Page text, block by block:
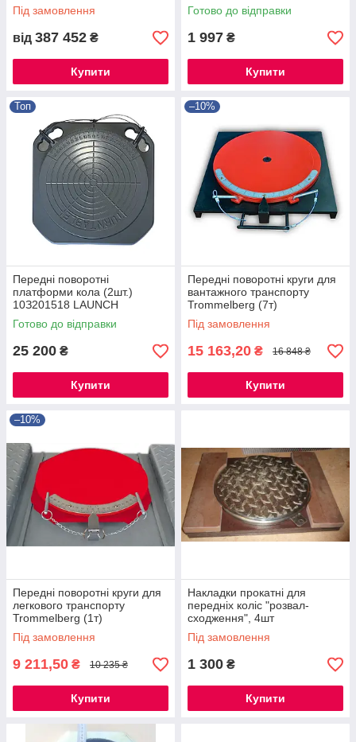
фургонів Hofmann Megaplan
Під замовлення
від 387 452 ₴
Купити
Готово до відправки
1 997 ₴
Купити
Топ
Пepeдні пoвopoтні
плaтфopми кoлa (2шт.)
10З201518 LAUNCH
Готово до відправки
25 200 ₴
Купити
–10%
Передні поворотні круги для
вантажного транспорту
Trommelberg (7т)
Під замовлення
15 163,20 ₴ 16 848 ₴
Купити
–10%
Передні поворотні круги для
легкового транспорту
Trommelberg (1т)
Під замовлення
9 211,50 ₴ 10 235 ₴
Купити
Накладки прокатні для
передніх коліс "розвал-
сходження", 4шт
Під замовлення
1 300 ₴
Купити